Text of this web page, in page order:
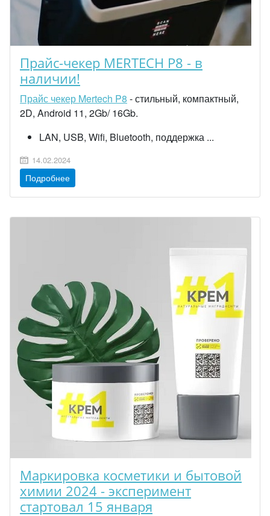
Прайс-чекер MERTECH P8 - в
наличии!
Прайс чекер Mertech P8 - стильный, компактный,
2D, Android 11, 2Gb/ 16Gb.
LAN, USB, Wifi, Bluetooth, поддержка ...
14.02.2024
Подробнее
Маркировка косметики и бытовой
химии 2024 - эксперимент
стартовал 15 января